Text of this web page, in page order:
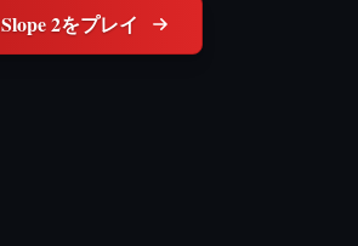
Slope 2をプレイ